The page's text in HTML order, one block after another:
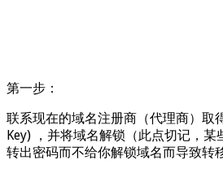
第一步：
联系现在的域名注册商（代理商）取
Key) ，并将域名解锁（此点切记，
转出密码而不给你解锁域名而导致转